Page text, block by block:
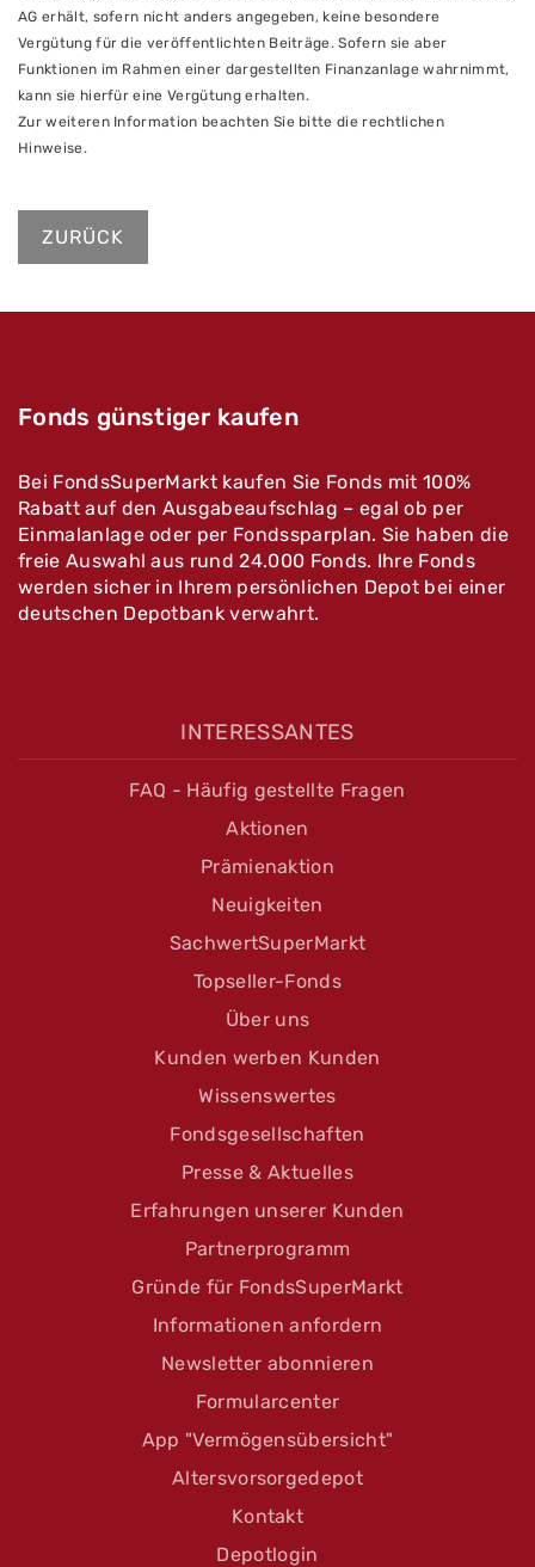
AG erhält, sofern nicht anders angegeben, keine besondere
Vergütung für die veröffentlichten Beiträge. Sofern sie aber
Funktionen im Rahmen einer dargestellten Finanzanlage wahrnimmt,
kann sie hierfür eine Vergütung erhalten.
Zur weiteren Information beachten Sie bitte die rechtlichen
Hinweise.
ZURÜCK
Fonds günstiger kaufen
Bei FondsSuperMarkt kaufen Sie Fonds mit 100%
Rabatt auf den Ausgabeaufschlag – egal ob per
Einmalanlage oder per Fondssparplan. Sie haben die
freie Auswahl aus rund 24.000 Fonds. Ihre Fonds
werden sicher in Ihrem persönlichen Depot bei einer
deutschen Depotbank verwahrt.
INTERESSANTES
FAQ - Häufig gestellte Fragen
Aktionen
Prämienaktion
Neuigkeiten
SachwertSuperMarkt
Topseller-Fonds
Über uns
Kunden werben Kunden
Wissenswertes
Fondsgesellschaften
Presse & Aktuelles
Erfahrungen unserer Kunden
Partnerprogramm
Gründe für FondsSuperMarkt
Informationen anfordern
Newsletter abonnieren
Formularcenter
App "Vermögensübersicht"
Altersvorsorgedepot
Kontakt
Depotlogin